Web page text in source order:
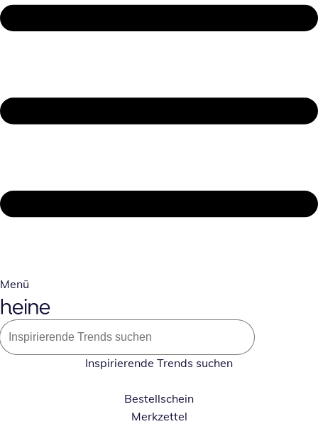
Menü
Inspirierende Trends suchen
Bestellschein
Merkzettel